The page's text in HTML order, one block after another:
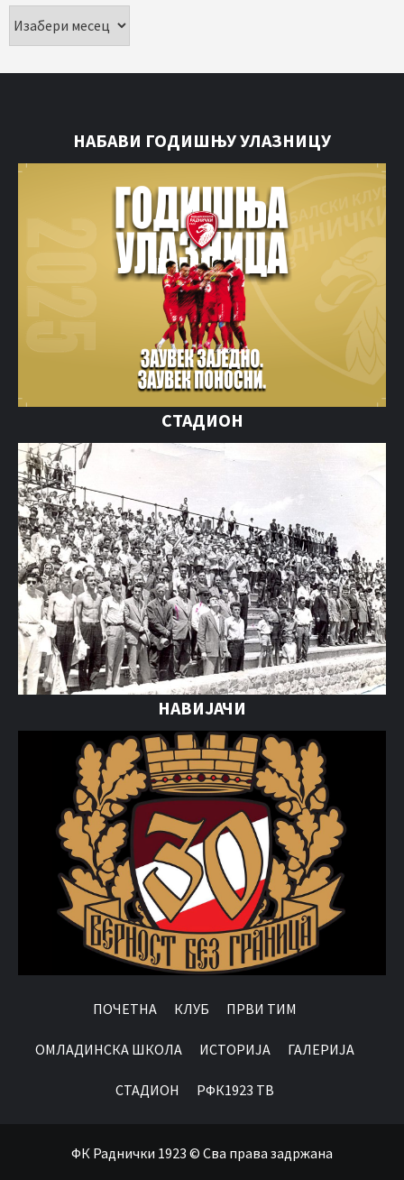
НАБАВИ ГОДИШЊУ УЛАЗНИЦУ
СТАДИОН
НАВИЈАЧИ
ПОЧЕТНА КЛУБ ПРВИ ТИМ
OМЛАДИНСКА ШКОЛА ИСТОРИЈА ГАЛЕРИЈА
СТАДИОН РФК1923 ТВ
ФК Раднички 1923 © Сва права задржана